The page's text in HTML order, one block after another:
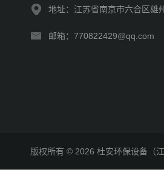
地址：江苏省南京市六合区雄
邮箱：770822429@qq.com
版权所有 © 2026 杜安环保设备